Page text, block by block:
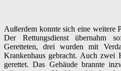
Außerdem konnte sich eine weitere
Der Rettungsdienst übernahm
Geretteten, drei wurden mit
Krankenhaus gebracht. Auch zwei
gerettet. Das Gebäude brannte